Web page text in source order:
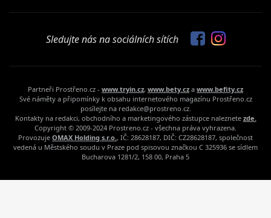
Sledujte nás na sociálních sítích
Partneři Prostřeno.cz - www.tryin.cz, www.bety.cz a www.befity.cz
Své náměty a připomínky k obsahu internetového magazínu Prostřeno.cz
posílejte na redakce@prostreno.cz.
Kontakty na redakci, obchodního a marketingového zástupce naleznete zde.
Copyright © 2009-2024 Prostreno.cz - všechna práva vyhrazena.
Provozuje OMAX Holding s.r.o., IČ: 28628187, DIČ: CZ28628187, společnost
vedená u Městského soudu v Praze pod spisovou značkou C 325936 se sídlem
Bucharova 1281/2, 158 00, Praha 5